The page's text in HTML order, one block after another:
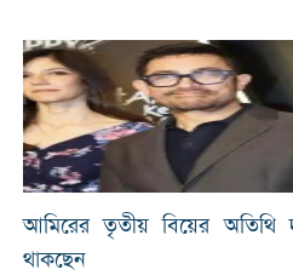
আমিরের তৃতীয় বিয়ের অতিথি
থাকছেন